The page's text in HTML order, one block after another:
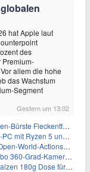
hat Apple laut
des
Premium-
allem die hohe
das Wachstum
Segment
Gestern um 13:02
250 ml für 1,25€
5 und 1 TB SSD für 699€
Actionspiel für 55,65€
Grad-Kamera für 375€
für 1,52€ im Spar-Abo